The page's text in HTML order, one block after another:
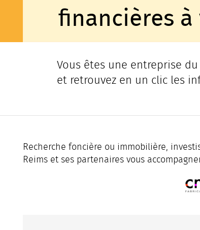
financières
Vous êtes une entreprise du
et retrouvez en un clic les
Recherche foncière ou immobilière,
Reims et ses partenaires vous